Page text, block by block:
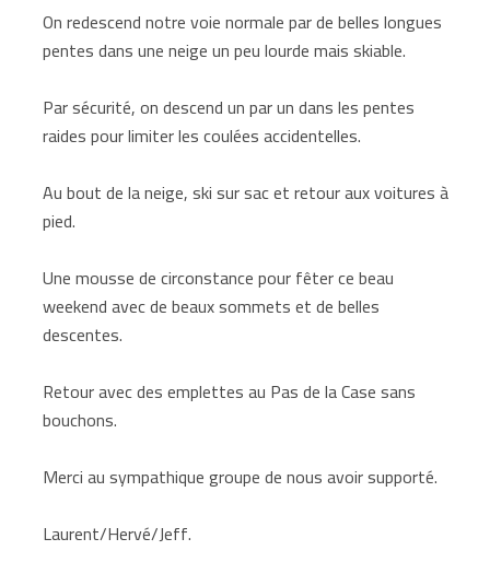
On redescend notre voie normale par de belles longues
pentes dans une neige un peu lourde mais skiable.
Par sécurité, on descend un par un dans les pentes
raides pour limiter les coulées accidentelles.
Au bout de la neige, ski sur sac et retour aux voitures à
pied.
Une mousse de circonstance pour fêter ce beau
weekend avec de beaux sommets et de belles
descentes.
Retour avec des emplettes au Pas de la Case sans
bouchons.
Merci au sympathique groupe de nous avoir supporté.
Laurent/Hervé/Jeff.